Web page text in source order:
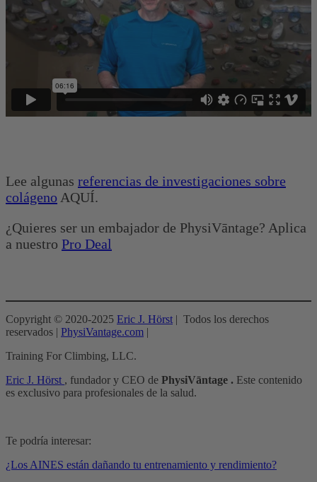
Lee algunas referencias de investigaciones sobre
colágeno AQUÍ.
¿Quieres ser un embajador de PhysiVāntage? Aplica
a nuestro Pro Deal
Copyright © 2020-2025 Eric J. Hörst | Todos los derechos
reservados | PhysiVantage.com |
Training For Climbing, LLC.
Eric J. Hörst , fundador y CEO de PhysiVāntage . Este contenido
es exclusivo para profesionales de la salud.
Te podría interesar:
¿Los AINES están dañando tu entrenamiento y rendimiento?